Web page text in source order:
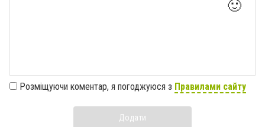
🙂
Розміщуючи коментар, я погоджуюся з Правилами сайту
Додати